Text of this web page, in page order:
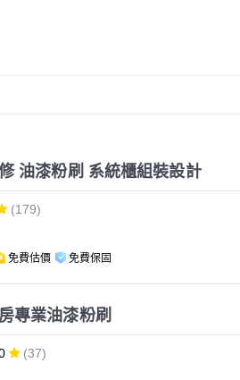
油漆粉刷 系統櫃組裝設計
(179)
免費估價 免費保固
專業油漆粉刷
(37)